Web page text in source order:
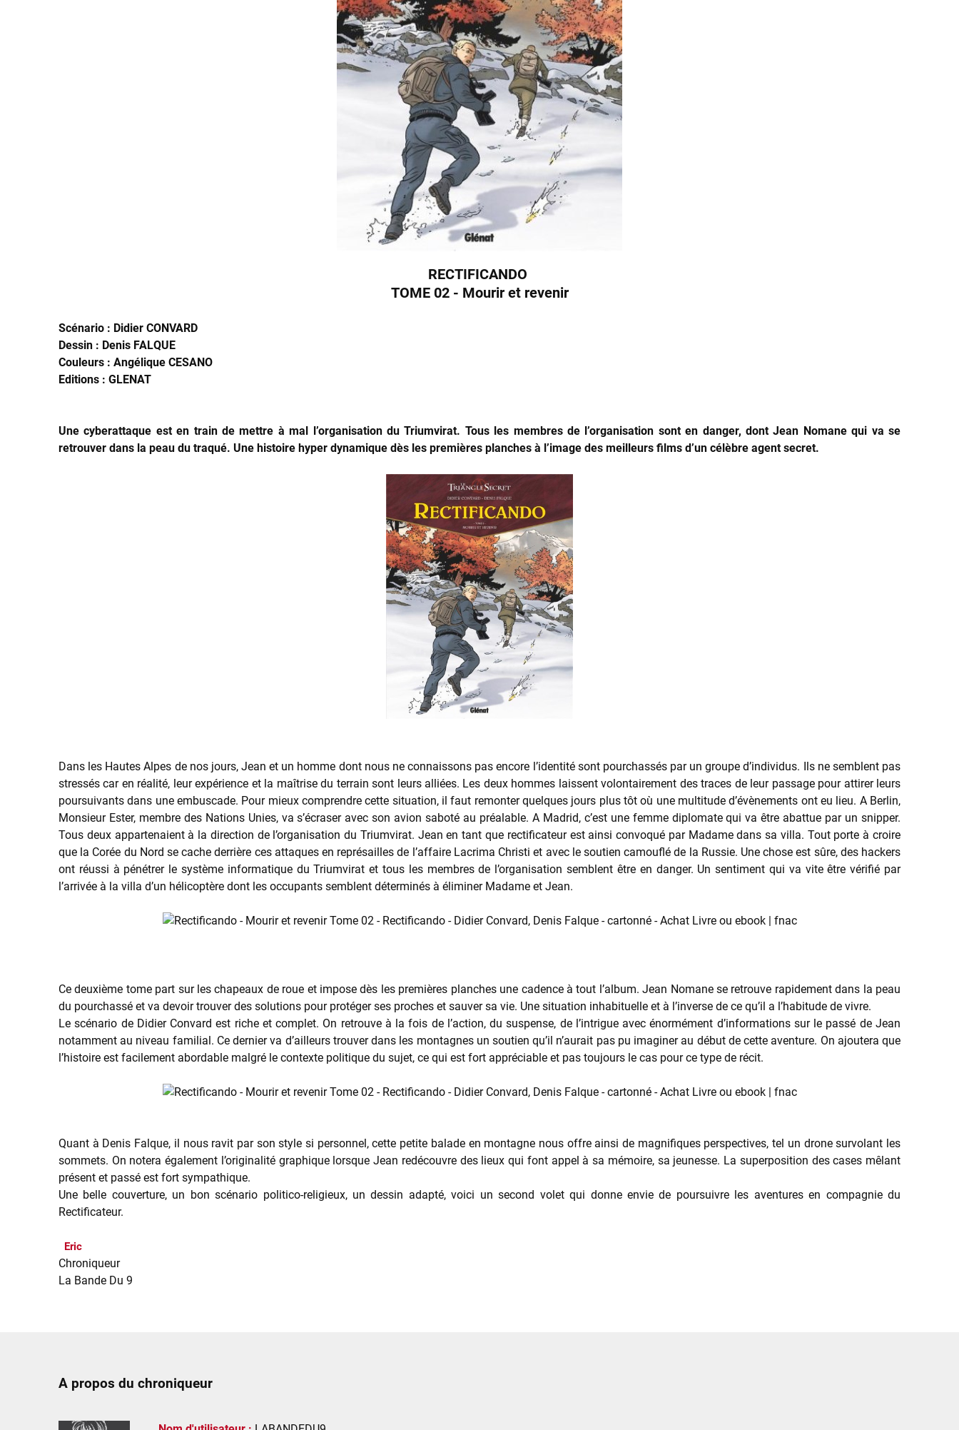
RECTIFICANDO
TOME 02 - Mourir et revenir
Scénario : Didier CONVARD
Dessin : Denis FALQUE
Couleurs : Angélique CESANO
Editions : GLENAT
Une cyberattaque est en train de mettre à mal l’organisation du Triumvirat. Tous les membres de l’organisation sont en danger, dont Jean Nomane qui va se
retrouver dans la peau du traqué. Une histoire hyper dynamique dès les premières planches à l’image des meilleurs films d’un célèbre agent secret.
Dans les Hautes Alpes de nos jours, Jean et un homme dont nous ne connaissons pas encore l’identité sont pourchassés par un groupe d’individus. Ils ne semblent pas
stressés car en réalité, leur expérience et la maîtrise du terrain sont leurs alliées. Les deux hommes laissent volontairement des traces de leur passage pour attirer leurs
poursuivants dans une embuscade. Pour mieux comprendre cette situation, il faut remonter quelques jours plus tôt où une multitude d’évènements ont eu lieu. A Berlin,
Monsieur Ester, membre des Nations Unies, va s’écraser avec son avion saboté au préalable. A Madrid, c’est une femme diplomate qui va être abattue par un snipper.
Tous deux appartenaient à la direction de l’organisation du Triumvirat. Jean en tant que rectificateur est ainsi convoqué par Madame dans sa villa. Tout porte à croire
que la Corée du Nord se cache derrière ces attaques en représailles de l’affaire Lacrima Christi et avec le soutien camouflé de la Russie. Une chose est sûre, des hackers
ont réussi à pénétrer le système informatique du Triumvirat et tous les membres de l’organisation semblent être en danger. Un sentiment qui va vite être vérifié par
l’arrivée à la villa d’un hélicoptère dont les occupants semblent déterminés à éliminer Madame et Jean.
Ce deuxième tome part sur les chapeaux de roue et impose dès les premières planches une cadence à tout l’album. Jean Nomane se retrouve rapidement dans la peau
du pourchassé et va devoir trouver des solutions pour protéger ses proches et sauver sa vie. Une situation inhabituelle et à l’inverse de ce qu’il a l’habitude de vivre.
Le scénario de Didier Convard est riche et complet. On retrouve à la fois de l’action, du suspense, de l’intrigue avec énormément d’informations sur le passé de Jean
notamment au niveau familial. Ce dernier va d’ailleurs trouver dans les montagnes un soutien qu’il n’aurait pas pu imaginer au début de cette aventure. On ajoutera que
l’histoire est facilement abordable malgré le contexte politique du sujet, ce qui est fort appréciable et pas toujours le cas pour ce type de récit.
Quant à Denis Falque, il nous ravit par son style si personnel, cette petite balade en montagne nous offre ainsi de magnifiques perspectives, tel un drone survolant les
sommets. On notera également l’originalité graphique lorsque Jean redécouvre des lieux qui font appel à sa mémoire, sa jeunesse. La superposition des cases mêlant
présent et passé est fort sympathique.
Une belle couverture, un bon scénario politico-religieux, un dessin adapté, voici un second volet qui donne envie de poursuivre les aventures en compagnie du
Rectificateur.
Eric
Chroniqueur
La Bande Du 9
A propos du chroniqueur